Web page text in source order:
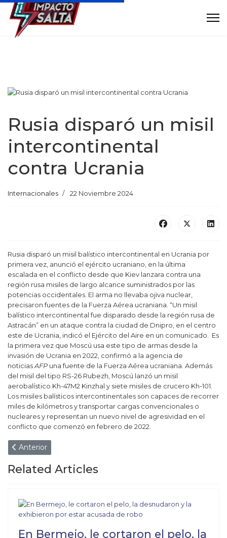
Rusia disparó un misil
intercontinental
contra Ucrania
Internacionales 22 Noviembre 2024
Rusia disparó un misil balístico intercontinental en Ucrania por
primera vez, anunció el ejército ucraniano, en la última
escalada en el conflicto desde que Kiev lanzara contra una
región rusa misiles de largo alcance suministrados por las
potencias occidentales. El arma no llevaba ojiva nuclear,
precisaron fuentes de la Fuerza Aérea ucraniana. “Un misil
balístico intercontinental fue disparado desde la región rusa de
Astracán” en un ataque contra la ciudad de Dnipro, en el centro
este de Ucrania, indicó el Ejército del Aire en un comunicado. Es
la primera vez que Moscú usa este tipo de armas desde la
invasión de Ucrania en 2022, confirmó a la agencia de
noticiasAFP una fuente de la Fuerza Aérea ucraniana. Además
del misil del tipo RS-26 Rubezh, Moscú lanzó un misil
aerobalístico Kh-47M2 Kinzhal y siete misiles de crucero Kh-101.
Los misiles balísticos intercontinentales son capaces de recorrer
miles de kilómetros y transportar cargas convencionales o
nucleares y representan un nuevo nivel de agresividad en el
conflicto que comenzó en febrero de 2022.
Artículo anterior: Trump firma polémico decreto que
Anterior
Related Articles
En Bermejo, le cortaron el pelo, la